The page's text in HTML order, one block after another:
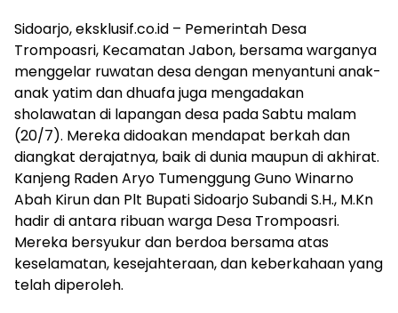
Sidoarjo, eksklusif.co.id – Pemerintah Desa
Trompoasri, Kecamatan Jabon, bersama warganya
menggelar ruwatan desa dengan menyantuni anak-
anak yatim dan dhuafa juga mengadakan
sholawatan di lapangan desa pada Sabtu malam
(20/7). Mereka didoakan mendapat berkah dan
diangkat derajatnya, baik di dunia maupun di akhirat.
Kanjeng Raden Aryo Tumenggung Guno Winarno
Abah Kirun dan Plt Bupati Sidoarjo Subandi S.H., M.Kn
hadir di antara ribuan warga Desa Trompoasri.
Mereka bersyukur dan berdoa bersama atas
keselamatan, kesejahteraan, dan keberkahaan yang
telah diperoleh.